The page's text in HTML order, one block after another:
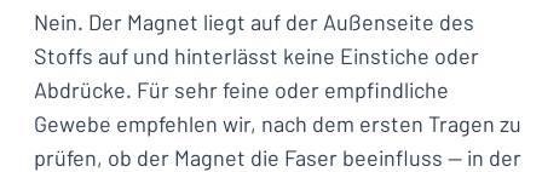
Nein. Der Magnet liegt auf der Außenseite des
Stoffs auf und hinterlässt keine Einstiche oder
Abdrücke. Für sehr feine oder empfindliche
Gewebe empfehlen wir, nach dem ersten Tragen zu
prüfen, ob der Magnet die Faser beeinfluss — in der